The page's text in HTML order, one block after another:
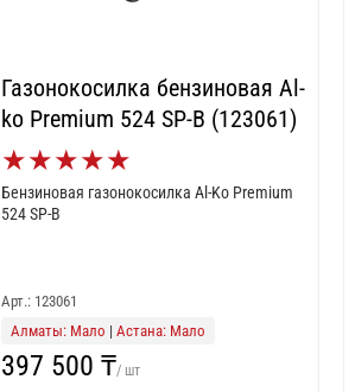
Газонокосилка бензиновая Al-
ko Premium 524 SP-B (123061)
★★★★★
Бензиновая газонокосилка Al-Ko Premium
524 SP-B
Арт.: 123061
Алматы: Мало | Астана: Мало
397 500 ₸/ шт